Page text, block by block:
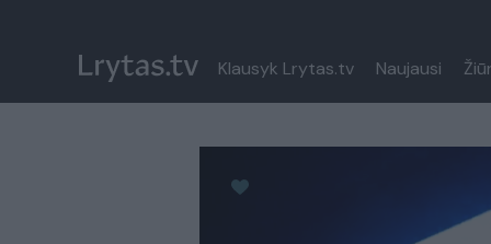
Klausyk Lrytas.tv Naujausi